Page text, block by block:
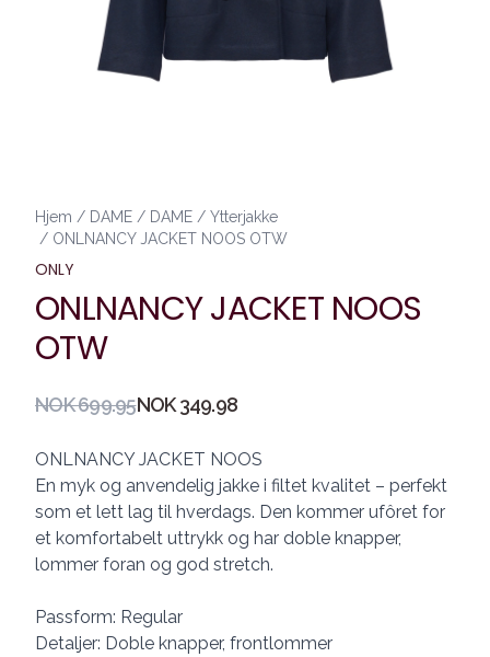
Hjem / DAME / DAME / Ytterjakke
/ ONLNANCY JACKET NOOS OTW
ONLY
ONLNANCY JACKET NOOS
OTW
Produktdetaljer
NOK 699.95NOK 349.98
Description
ONLNANCY JACKET NOOS
En myk og anvendelig jakke i filtet kvalitet – perfekt
som et lett lag til hverdags. Den kommer ufôret for
et komfortabelt uttrykk og har doble knapper,
lommer foran og god stretch.
Passform: Regular
Detaljer: Doble knapper, frontlommer